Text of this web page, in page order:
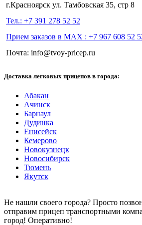
г.Красноярск ул. Тамбовская 35, стр 8
Тел.: +7 391 278 52 52
Прием заказов в МАХ : +7 967 608 52
Почта: info@tvoy-pricep.ru
Доставка легковых прицепов в города:
Абакан
Ачинск
Барнаул
Дудинка
Енисейск
Кемерово
Новокузнецк
Новосибирск
Тюмень
Якутск
Не нашли своего города? Просто
отправим прицеп транспортными
город! Оперативно!